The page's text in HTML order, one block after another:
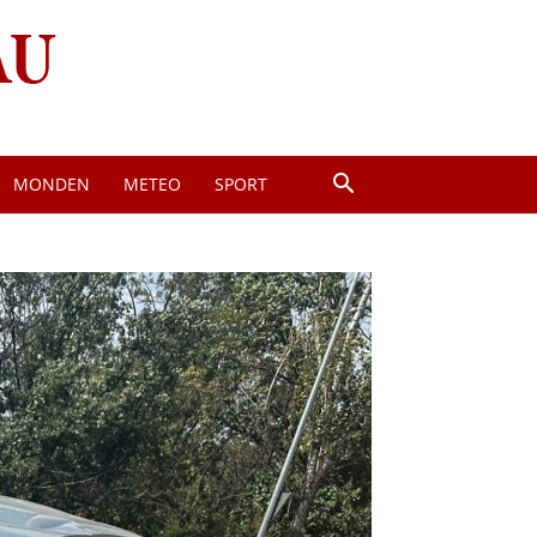
MONDEN METEO SPORT